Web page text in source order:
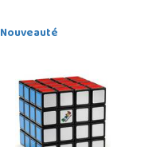
Nouveauté